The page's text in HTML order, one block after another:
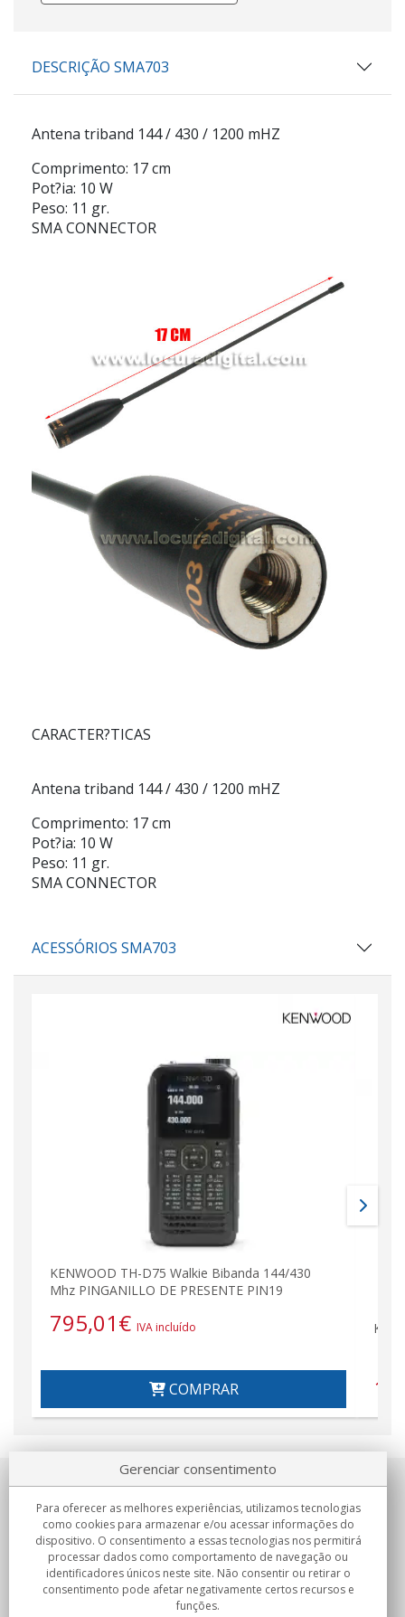
DESCRIÇÃO SMA703
Antena triband 144 / 430 / 1200 mHZ
Comprimento: 17 cm
Pot?ia: 10 W
Peso: 11 gr.
SMA CONNECTOR
CARACTER?TICAS
Antena triband 144 / 430 / 1200 mHZ
Comprimento: 17 cm
Pot?ia: 10 W
Peso: 11 gr.
SMA CONNECTOR
ACESSÓRIOS SMA703
KENWOOD TH-D75 Walkie Bibanda 144/430
Mhz PINGANILLO DE PRESENTE PIN19
795,01€ IVA incluído
COMPRAR
Sobre nosotros
Compromissos
Compras
Gerenciar consentimento
Para oferecer as melhores experiências, utilizamos tecnologias
como cookies para armazenar e/ou acessar informações do
dispositivo. O consentimento a essas tecnologias nos permitirá
processar dados como comportamento de navegação ou
identificadores únicos neste site. Não consentir ou retirar o
consentimento pode afetar negativamente certos recursos e
funções.